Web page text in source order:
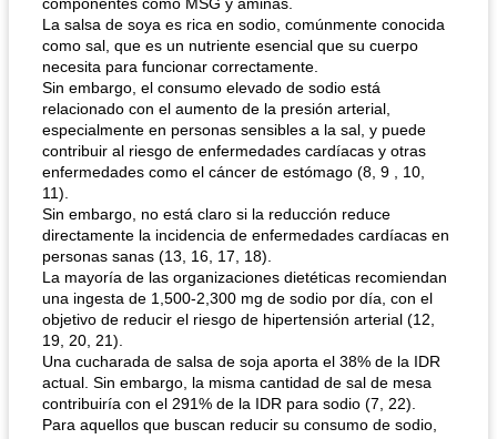
La salsa de soya es rica en sodio, comúnmente conocida
como sal, que es un nutriente esencial que su cuerpo
necesita para funcionar correctamente.
Sin embargo, el consumo elevado de sodio está
relacionado con el aumento de la presión arterial,
especialmente en personas sensibles a la sal, y puede
contribuir al riesgo de enfermedades cardíacas y otras
enfermedades como el cáncer de estómago (8, 9 , 10,
11).
Sin embargo, no está claro si la reducción reduce
directamente la incidencia de enfermedades cardíacas en
personas sanas (13, 16, 17, 18).
La mayoría de las organizaciones dietéticas recomiendan
una ingesta de 1,500-2,300 mg de sodio por día, con el
objetivo de reducir el riesgo de hipertensión arterial (12,
19, 20, 21).
Una cucharada de salsa de soja aporta el 38% de la IDR
actual. Sin embargo, la misma cantidad de sal de mesa
contribuiría con el 291% de la IDR para sodio (7, 22).
Para aquellos que buscan reducir su consumo de sodio,